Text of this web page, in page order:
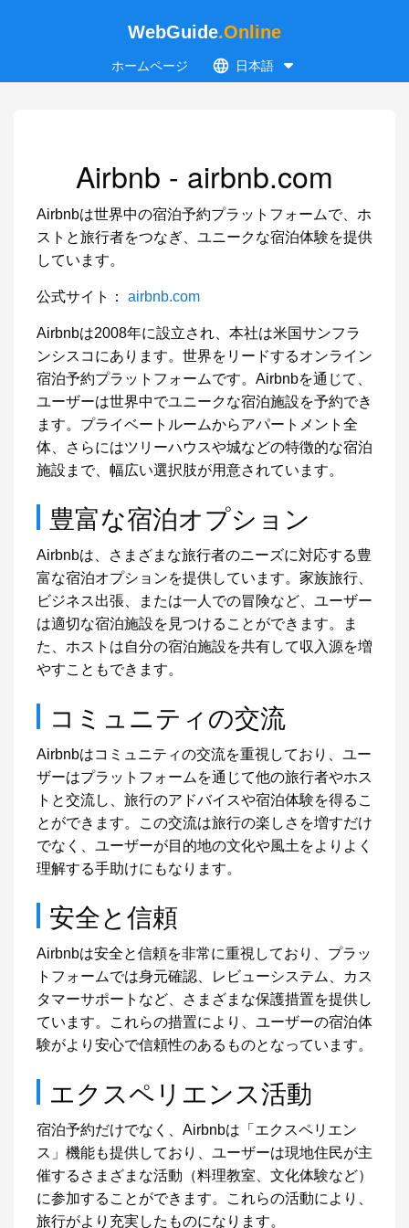
WebGuide.Online
ホームページ 日本語
Airbnb - airbnb.com
Airbnbは世界中の宿泊予約プラットフォームで、ホ
ストと旅行者をつなぎ、ユニークな宿泊体験を提供
しています。
公式サイト： airbnb.com
Airbnbは2008年に設立され、本社は米国サンフラ
ンシスコにあります。世界をリードするオンライン
宿泊予約プラットフォームです。Airbnbを通じて、
ユーザーは世界中でユニークな宿泊施設を予約でき
ます。プライベートルームからアパートメント全
体、さらにはツリーハウスや城などの特徴的な宿泊
施設まで、幅広い選択肢が用意されています。
豊富な宿泊オプション
Airbnbは、さまざまな旅行者のニーズに対応する豊
富な宿泊オプションを提供しています。家族旅行、
ビジネス出張、または一人での冒険など、ユーザー
は適切な宿泊施設を見つけることができます。ま
た、ホストは自分の宿泊施設を共有して収入源を増
やすこともできます。
コミュニティの交流
Airbnbはコミュニティの交流を重視しており、ユー
ザーはプラットフォームを通じて他の旅行者やホス
トと交流し、旅行のアドバイスや宿泊体験を得るこ
とができます。この交流は旅行の楽しさを増すだけ
でなく、ユーザーが目的地の文化や風土をよりよく
理解する手助けにもなります。
安全と信頼
Airbnbは安全と信頼を非常に重視しており、プラッ
トフォームでは身元確認、レビューシステム、カス
タマーサポートなど、さまざまな保護措置を提供し
ています。これらの措置により、ユーザーの宿泊体
験がより安心で信頼性のあるものとなっています。
エクスペリエンス活動
宿泊予約だけでなく、Airbnbは「エクスペリエン
ス」機能も提供しており、ユーザーは現地住民が主
催するさまざまな活動（料理教室、文化体験など）
に参加することができます。これらの活動により、
旅行がより充実したものになります。